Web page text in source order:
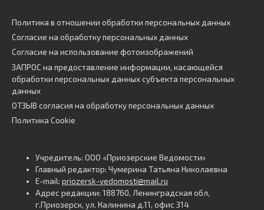
Политика в отношении обработки персональных данных
Согласие на обработку персональных данных
Согласие на использование фотоизображений
ЗАПРОС на предоставление информации, касающейся
обработки персональных данных субъекта персональных
данных
ОТЗЫВ согласия на обработку персональных данных
Политика Cookie
Учредитель: ООО «Приозерские Ведомости»
Главный редактор: Чумерина Татьяна Николаевна
E-mail: priozersk-vedomosti@mail.ru
Адрес редакции: 188760, Ленинградская обл,
г.Приозерск, ул. Калинина д.11, офис 314